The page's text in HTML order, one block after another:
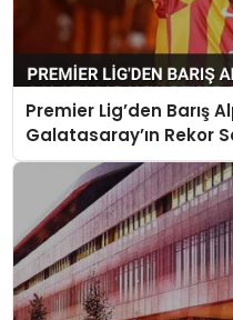
Premier Lig’den Barış
Galatasaray’ın Rekor